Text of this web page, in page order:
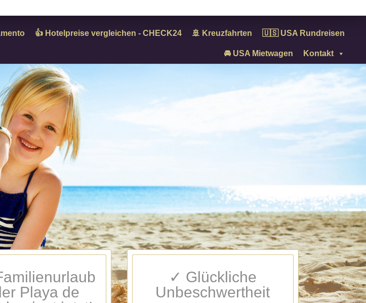
👍 Hotelpreise vergleichen - CHECK24 🚢 Kreuzfahrten 🇺🇸 USA Rundreisen
🚘 USA Mietwagen Kontakt
Playa de
✓ Glückliche
Unbeschwertheit